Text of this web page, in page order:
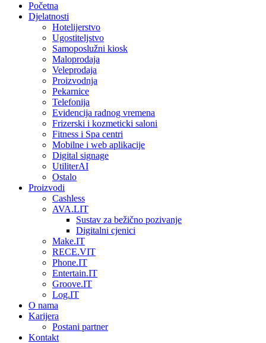
Početna
Djelatnosti
Hotelijerstvo
Ugostiteljstvo
Samoposlužni kiosk
Maloprodaja
Veleprodaja
Proizvodnja
Pekarnice
Telefonija
Evidencija radnog vremena
Frizerski i kozmeticki saloni
Fitness i Spa centri
Mobilne i web aplikacije
Digital signage
UtiliterAI
Ostalo
Proizvodi
Cashless
AVA.LIT
Sustav za bežično pozivanje
Digitalni cjenici
Make.IT
RECE.VIT
Phone.IT
Entertain.IT
Groove.IT
Log.IT
O nama
Karijera
Postani partner
Kontakt